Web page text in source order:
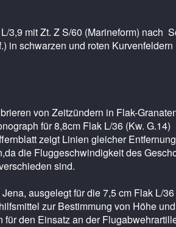
3,9 mit Zt. Z S/60 (Marineform) nach
in schwarzen und roten Kurvenfeldern
von Zeitzündern in Flak-
für 8,8cm Flak L/36 (Kw. G.14)
zeigt Linien gleicher
die Fluggeschwindigkeit des
sind.
ausgelegt für die 7,5 cm Flak L/
zur Bestimmung von Höhe
den Einsatz an der